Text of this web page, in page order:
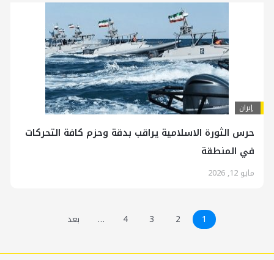
إيران
حرس الثورة الاسلامية يراقب بدقة وحزم كافة التحركات
في المنطقة
مايو 12, 2026
1
2
3
4
… بعد